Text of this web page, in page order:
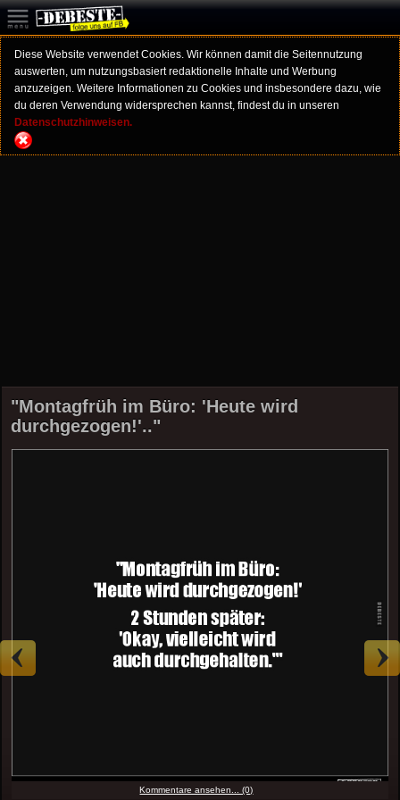
Diese Website verwendet Cookies. Wir können damit die Seitennutzung
auswerten, um nutzungsbasiert redaktionelle Inhalte und Werbung
anzuzeigen. Weitere Informationen zu Cookies und insbesondere dazu, wie
du deren Verwendung widersprechen kannst, findest du in unseren
Datenschutzhinweisen.
"Montagfrüh im Büro: 'Heute wird
durchgezogen!'.."
Kommentare ansehen... (0)